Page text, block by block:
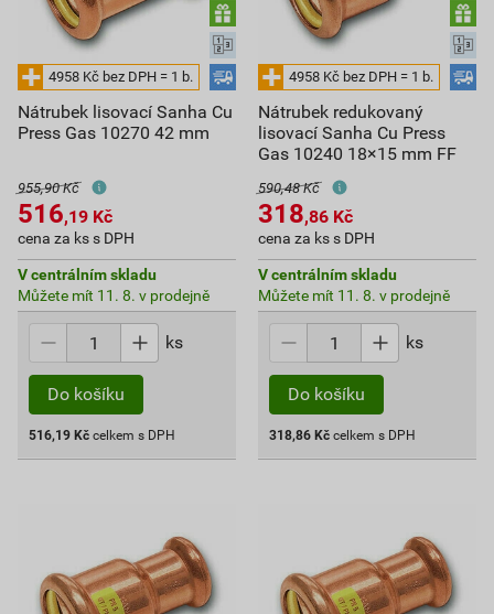
Nátrubek lisovací Sanha Cu
Press Gas 10270 42 mm
955,90 Kč
516,19 Kč
cena za ks s DPH
V centrálním skladu
Můžete mít 11. 8. v prodejně
ks
Do košíku
516,19 Kč celkem s DPH
Nátrubek redukovaný
lisovací Sanha Cu Press
Gas 10240 18×15 mm FF
590,48 Kč
318,86 Kč
cena za ks s DPH
V centrálním skladu
Můžete mít 11. 8. v prodejně
ks
Do košíku
318,86 Kč celkem s DPH